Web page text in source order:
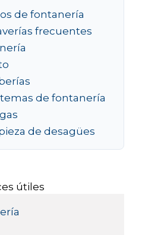
de fontanería
frecuentes
de fontanería
de desagües
útiles